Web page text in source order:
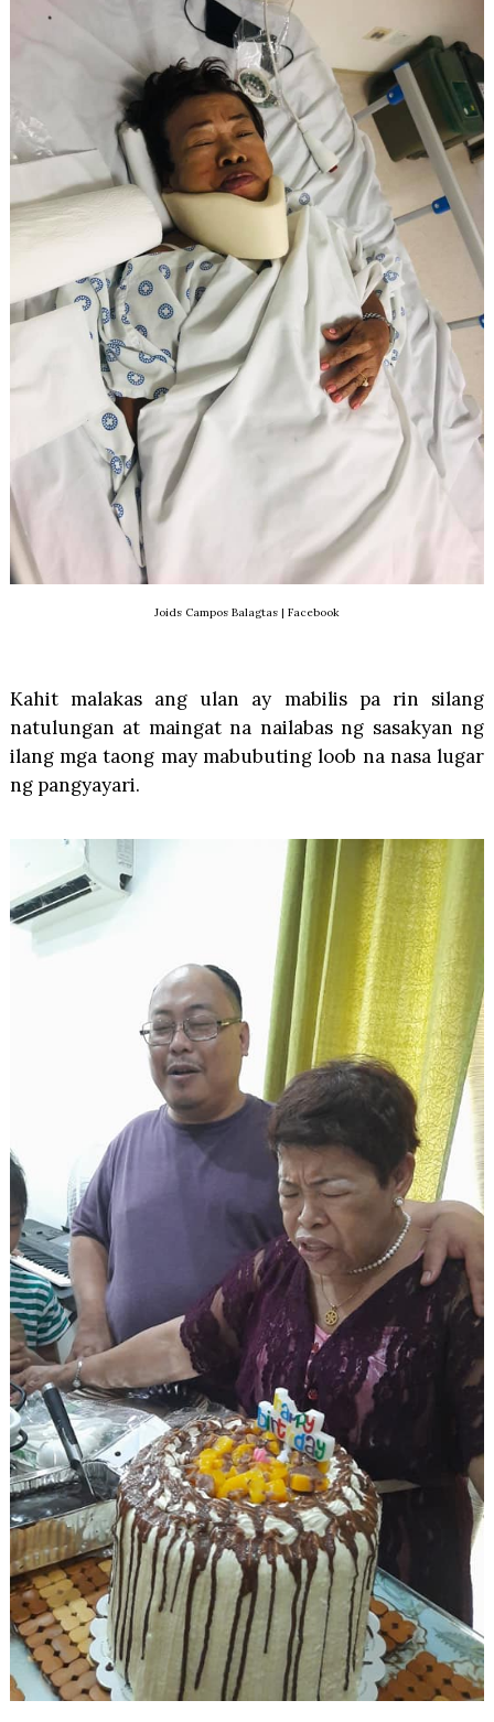
Joids Campos Balagtas | Facebook
Kahit malakas ang ulan ay mabilis pa rin silang
natulungan at maingat na nailabas ng sasakyan ng
ilang mga taong may mabubuting loob na nasa lugar
ng pangyayari.